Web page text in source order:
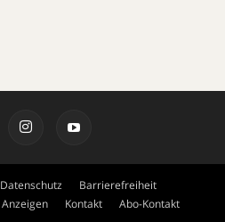
Datenschutz
Barrierefreiheit
Anzeigen Kontakt Abo-Kontakt